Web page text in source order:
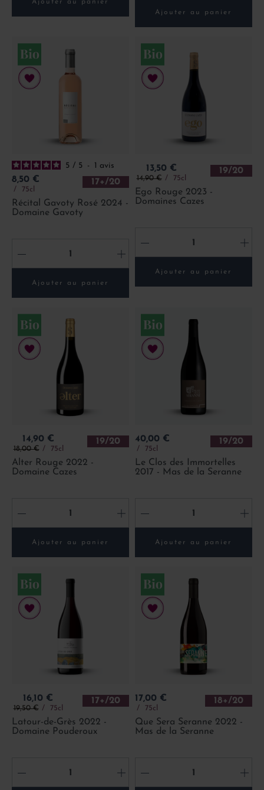
Ajouter au panier
Ajouter au panier
5 / 5 - 1 avis
Prix
8,50 €
75cl
17+/20
Récital Gavoty Rosé 2024 -
Domaine Gavoty
- +
Ajouter au panier
Prix
13,50 €
Prix de base
14,90 € 75cl
19/20
Ego Rouge 2023 -
Domaines Cazes
- +
Ajouter au panier
Prix
14,90 €
Prix de base
18,00 € 75cl
19/20
Alter Rouge 2022 -
Domaine Cazes
- +
Ajouter au panier
Prix
40,00 €
75cl
19/20
Le Clos des Immortelles
2017 - Mas de la Seranne
- +
Ajouter au panier
Prix
16,10 €
Prix de base
19,50 € 75cl
17+/20
Latour-de-Grès 2022 -
Domaine Pouderoux
- +
Prix
17,00 €
75cl
18+/20
Que Sera Seranne 2022 -
Mas de la Seranne
- +